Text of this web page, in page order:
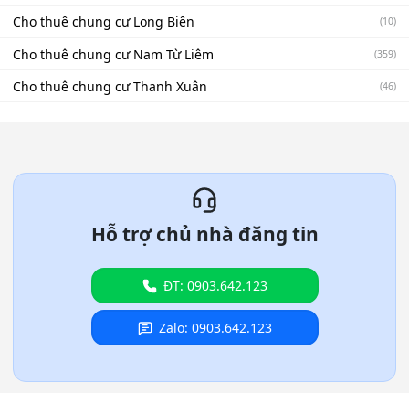
Cho thuê chung cư Long Biên (10)
Cho thuê chung cư Nam Từ Liêm (359)
Cho thuê chung cư Thanh Xuân (46)
Hỗ trợ chủ nhà đăng tin
ĐT: 0903.642.123
Zalo: 0903.642.123